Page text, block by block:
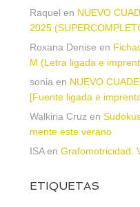
Raquel en NUEVO
2025
Roxana Denise en
M (Letra ligada e
sonia en NUEVO
[Fuente ligada e
Walkiria Cruz en
mente este verano
ISAen Grafomotricidad.
ETIQUETAS